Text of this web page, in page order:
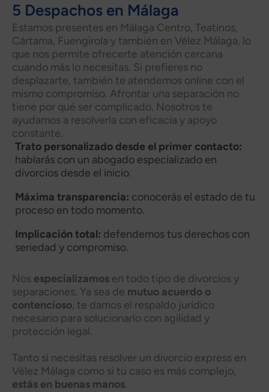
5 Despachos en Málaga
Estamos presentes en Málaga Centro, Teatinos,
Cártama, Fuengirola y también en Vélez Málaga, lo
que nos permite ofrecerte atención cercana
cuando más lo necesitas. Si prefieres no
desplazarte, también te atendemos online con el
mismo compromiso. Afrontar una separación no
tiene por qué ser complicado. Nosotros te
ayudamos a resolverla con eficacia y apoyo
constante.
Trato personalizado desde el primer contacto:
hablarás con un abogado especializado en
divorcios desde el inicio.
Máxima transparencia: conocerás el estado de tu
proceso en todo momento.
Implicación total: defendemos tus derechos con
seriedad y compromiso.
Nos especializamos en todo tipo de divorcios y
separaciones. Ya sea de mutuo acuerdo o
contencioso, te damos el respaldo jurídico
necesario para solucionarlo con agilidad y
protección legal.
Tanto si necesitas resolver un divorcio express en
Vélez Málaga como si tu caso es más complejo,
estás en buenas manos.